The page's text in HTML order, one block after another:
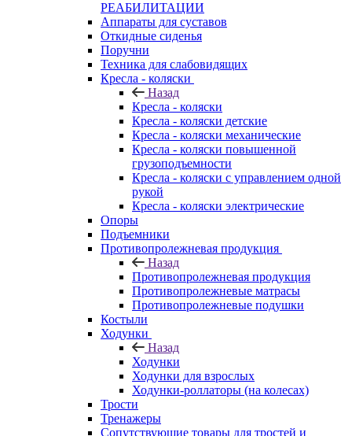
РЕАБИЛИТАЦИИ
Аппараты для суставов
Откидные сиденья
Поручни
Техника для слабовидящих
Кресла - коляски
Назад
Кресла - коляски
Кресла - коляски детские
Кресла - коляски механические
Кресла - коляски повышенной
грузоподъемности
Кресла - коляски с управлением одной
рукой
Кресла - коляски электрические
Опоры
Подъемники
Противопролежневая продукция
Назад
Противопролежневая продукция
Противопролежневые матрасы
Противопролежневые подушки
Костыли
Ходунки
Назад
Ходунки
Ходунки для взрослых
Ходунки-роллаторы (на колесах)
Трости
Тренажеры
Сопутствующие товары для тростей и